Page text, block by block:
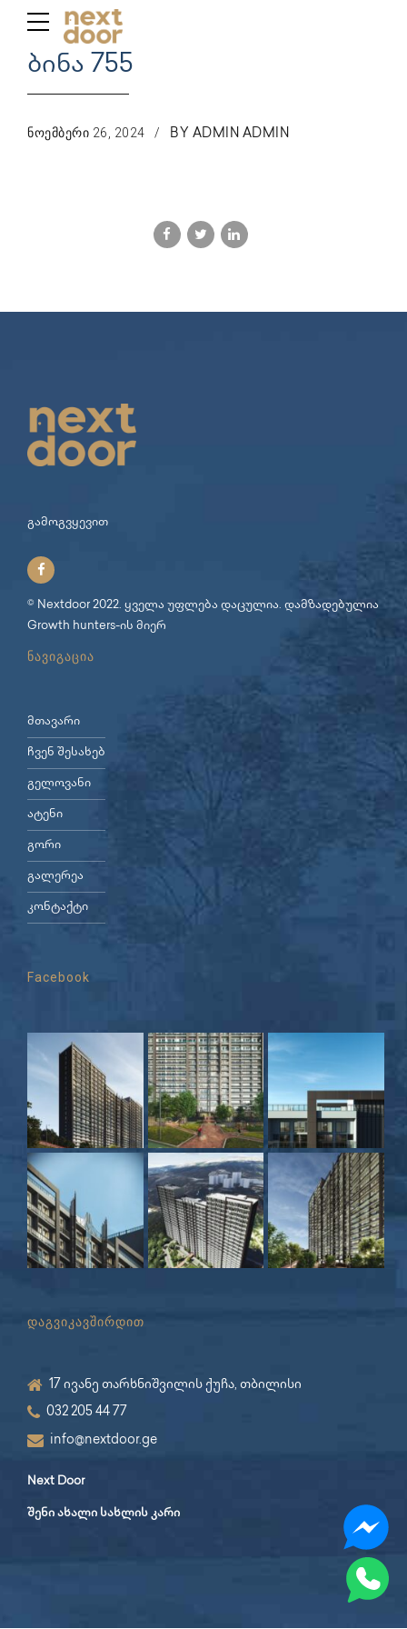
ბინა 755
ᲜᲝᲔᲛᲑᲔᲠᲘ 26, 2024 BY ADMIN ADMIN
გამოგვყევით
© Nextdoor 2022. ყველა უფლება დაცულია. დამზადებულია
Growth hunters-ის მიერ
ნავიგაცია
მთავარი
ჩვენ შესახებ
გელოვანი
ატენი
გორი
გალერეა
კონტაქტი
Facebook
დაგვიკავშირდით
17 ივანე თარხნიშვილის ქუჩა, თბილისი
032 205 44 77
info@nextdoor.ge
Next Door
შენი ახალი სახლის კარი